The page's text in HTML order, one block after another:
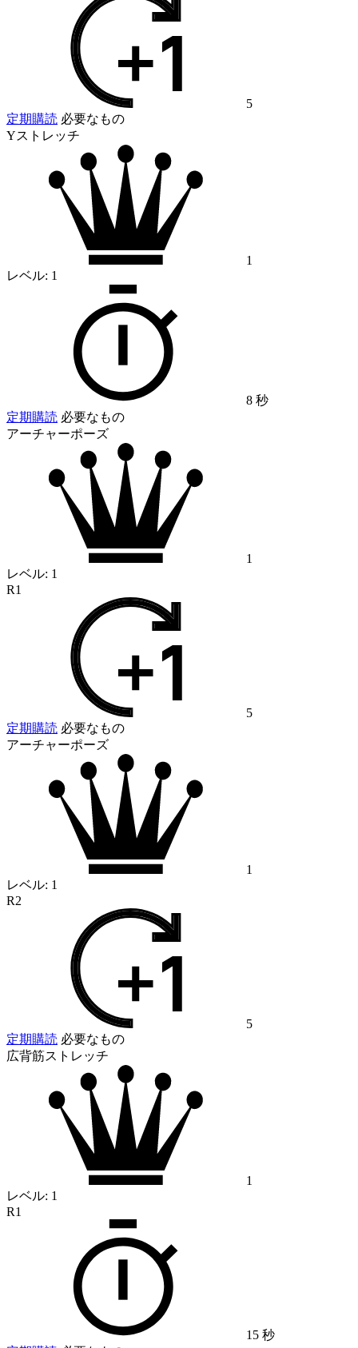
5
定期購読 必要なもの
Yストレッチ
1
レベル: 1
8 秒
定期購読 必要なもの
アーチャーポーズ
1
レベル: 1
R1
5
定期購読 必要なもの
アーチャーポーズ
1
レベル: 1
R2
5
定期購読 必要なもの
広背筋ストレッチ
1
レベル: 1
R1
15 秒